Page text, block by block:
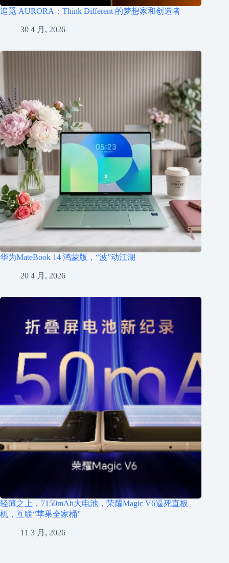
追觅 AURORA：Think Different 的梦想家和创造者
30 4 月, 2026
华为MateBook 14 鸿蒙版，“波”动江湖
20 4 月, 2026
轻薄之上，7150mAh大电池，荣耀Magic V6逼死直板
机，互联“苹果全家桶”
11 3 月, 2026